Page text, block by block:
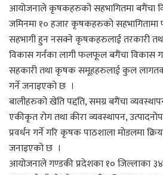
आयोजनाले कृषकहरुको सहभागितमा बगैंचा
जमिनमा १० हजार कृषकहरुको
सहभागी हुन नसक्ने कृषकहरुलाई तरकारी
विकास गर्नका लागी फलफूल बगैंचा विकास
सहकारी तथा कृषक समूहहरुलाई कुल
गर्ने जनाइएको छ ।
बालीहरुको खेति पद्दति, समग्र बगैंचा
एकीकृत रोग तथा कीरा व्यवस्थापन,
प्रवर्धन गर्ने गरि कृषक पाठशाला मोडलमा
जनाइएको छ ।
आयोजनाले गण्डकी प्रदेशका १० जिल्लाका ३४